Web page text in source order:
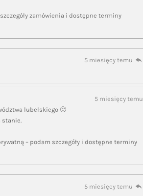
zamówienia i dostępne terminy
5 miesięcy temu
5 miesięcy temu
lubelskiego 🙂
stanie.
– podam szczegóły i dostępne terminy
5 miesięcy temu